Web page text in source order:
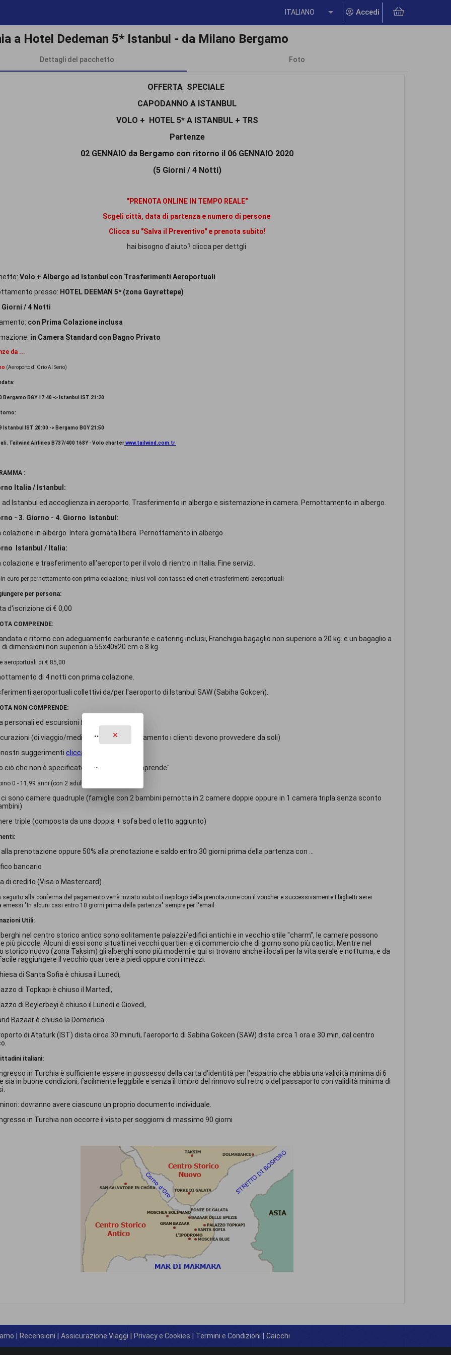
ITALIANO Accedi
a Hotel Dedeman 5* Istanbul - da Milano Bergamo
Dettagli del pacchetto Foto
OFFERTA SPECIALE
CAPODANNO A ISTANBUL
VOLO + HOTEL 5* A ISTANBUL + TRS
Partenze
02 GENNAIO da Bergamo con ritorno il 06 GENNAIO 2020
(5 Giorni / 4 Notti)
"PRENOTA ONLINE IN TEMPO REALE"
Scgeli città, data di partenza e numero di persone
Clicca su "Salva il Preventivo" e prenota subito!
hai bisogno d'aiuto? clicca per dettgli
Volo + Albergo ad Istanbul con Trasferimenti Aeroportuali
presso: HOTEL DEEMAN 5* (zona Gayrettepe)
Giorni / 4 Notti
con Prima Colazione inclusa
in Camera Standard con Bagno Privato
da ...
(Aeroporto di Orio Al Serio)
Bergamo BGY 17:40 -> Istanbul IST 21:20
Istanbul IST 20:00 -> Bergamo BGY 21:50
Tailwind Airlines B737/400 168Y - Volo charterwww.tailwind.com.tr
:
Italia / Istanbul:
ad Istanbul ed accoglienza in aeroporto. Trasferimento in albergo e sistemazione in camera. Pernottamento in albergo.
- 3. Giorno - 4. Giorno Istanbul:
colazione in albergo. Intera giornata libera. Pernottamento in albergo.
Istanbul / Italia:
colazione e trasferimento all'aeroporto per il volo di rientro in Italia. Fine servizi.
in euro per pernottamento con prima colazione, inlusi voli con tasse ed oneri e trasferimenti aeroportuali
per persona:
d'iscrizione di € 0,00
COMPRENDE:
e ritorno con adeguamento carburante e catering inclusi, Franchigia bagaglio non superiore a 20 kg. e un bagaglio a
dimensioni non superiori a 55x40x20 cm e 8 kg.
aeroportuali di € 85,00
di 4 notti con prima colazione.
aeroportuali collettivi da/per l'aeroporto di Istanbul SAW (Sabiha Gokcen).
NON COMPRENDE:
personali ed escursioni facoltative.
(di viaggio/medico/bagaglio/annullamento i clienti devono provvedere da soli)
nostri suggerimenti clicca qui >>>
ciò che non è specificato nel "La quota comprende"
0 - 11,99 anni (con 2 adulti in camera doppia)
ci sono camere quadruple (famiglie con 2 bambini pernotta in 2 camere doppie oppure in 1 camera tripla senza sconto
triple (composta da una doppia + sofa bed o letto aggiunto)
alla prenotazione oppure 50% alla prenotazione e saldo entro 30 giorni prima della partenza con ...
bancario
di credito (Visa o Mastercard)
seguito alla conferma del pagamento verrà inviato subito il riepilogo della prenotazione con il voucher e successivamente I biglietti aerei
emessi " In alcuni casi entro 10 giorni prima della partenza" sempre per l'email.
Utili:
nel centro storico antico sono solitamente palazzi/edifici antichi e in vecchio stile "charm", le camere possono
più piccole. Alcuni di essi sono situati nei vecchi quartieri e di commercio che di giorno sono più caotici. Mentre nel
storico nuovo (zona Taksim) gli alberghi sono più moderni e qui si trovano anche i locali per la vita serale e notturna, e da
raggiungere il vecchio quartiere a piedi oppure con i mezzi.
di Santa Sofia è chiusa il Lunedì,
di Topkapi è chiuso il Martedì,
di Beylerbeyi è chiuso il Lunedì e Giovedì,
Bazaar è chiuso la Domenica.
di Ataturk (IST) dista circa 30 minuti, l'aeroporto di Sabiha Gokcen (SAW) dista circa 1 ora e 30 min. dal centro
italiani:
in Turchia è sufficiente essere in possesso della carta d'identità per l'espatrio che abbia una validità minima di 6
sia in buone condizioni, facilmente leggibile e senza il timbro del rinnovo sul retro o del passaporto con validità minima di
dovranno avere ciascuno un proprio documento individuale.
in Turchia non occorre il visto per soggiorni di massimo 90 giorni
Recensioni Assicurazione Viaggi Privacy e Cookies Termini e Condizioni Caicchi
..